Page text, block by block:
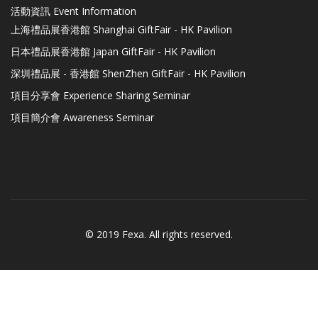
活動資訊 Event Information
上海禮品展香港館 Shanghai GiftFair - HK Pavilion
日本禮品展香港館 Japan GiftFair - HK Pavilion
深圳禮品展 - 香港館 ShenZhen GiftFair - HK Pavilion
項目分享會 Experience Sharing Seminar
項目簡介會 Awareness Seminar
© 2019 Fexa. All rights reserved.